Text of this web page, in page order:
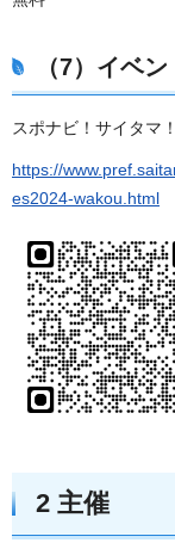
（7）イベ
スポナビ！サイタマ！
https://
es2024-wakou.html
2 主催